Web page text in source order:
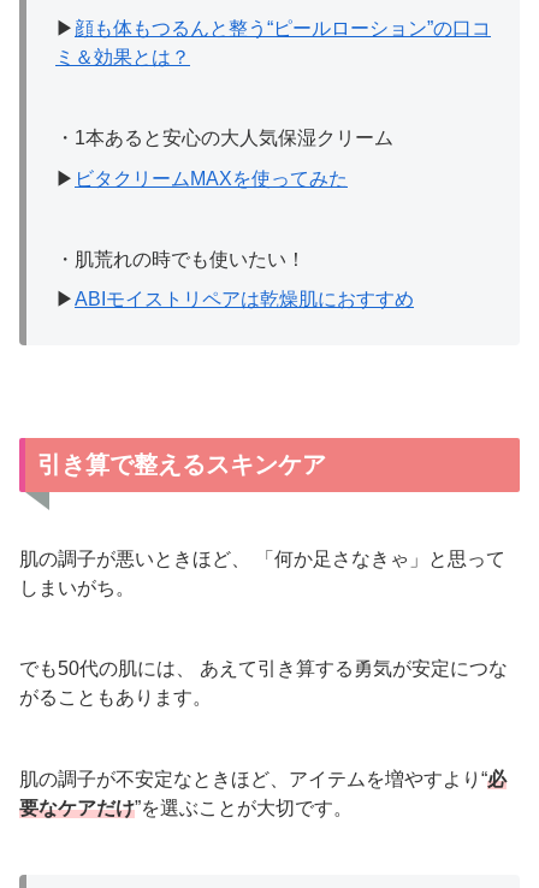
▶ 顔も体もつるんと整う“ピールローション”の口コ
ミ＆効果とは？
・1本あると安心の大人気保湿クリーム
▶ ビタクリームMAXを使ってみた
・肌荒れの時でも使いたい！
▶ABIモイストリペアは乾燥肌におすすめ
引き算で整えるスキンケア
肌の調子が悪いときほど、 「何か足さなきゃ」と思って
しまいがち。
でも50代の肌には、 あえて引き算する勇気が安定につな
がることもあります。
肌の調子が不安定なときほど、アイテムを増やすより“必
要なケアだけ”を選ぶことが大切です。